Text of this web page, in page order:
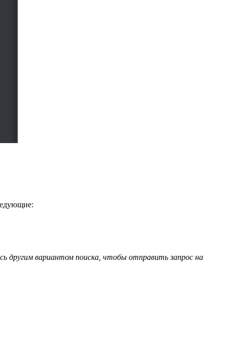
другим вариантом поиска, чтобы отправить запрос на